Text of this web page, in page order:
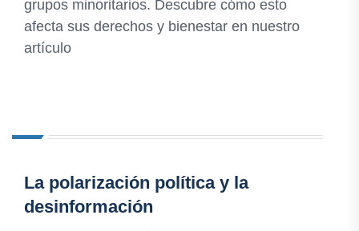
grupos minoritarios. Descubre cómo esto
afecta sus derechos y bienestar en nuestro
artículo
La polarización política y la
desinformación